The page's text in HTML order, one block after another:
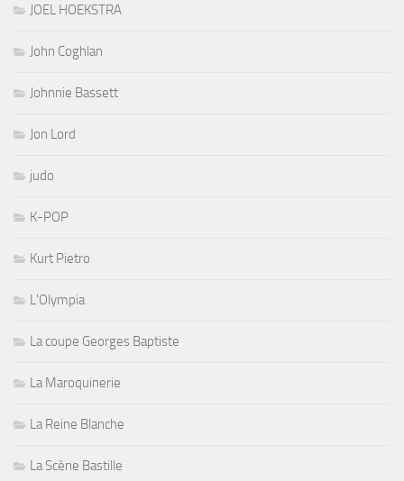
JOEL HOEKSTRA
John Coghlan
Johnnie Bassett
Jon Lord
judo
K-POP
Kurt Pietro
L'Olympia
La coupe Georges Baptiste
La Maroquinerie
La Reine Blanche
La Scène Bastille